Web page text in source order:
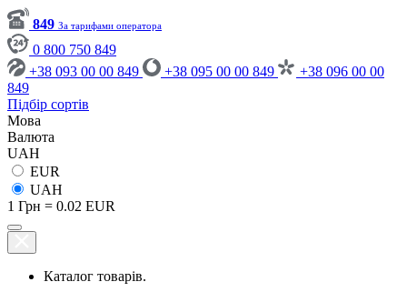
849 За тарифами оператора
0 800 750 849
+38 093 00 00 849
+38 095 00 00 849
+38 096 00 00
849
Підбір сортів
Мова
Валюта
UAH
EUR
UAH
1 Грн = 0.02 EUR
Каталог товарів.